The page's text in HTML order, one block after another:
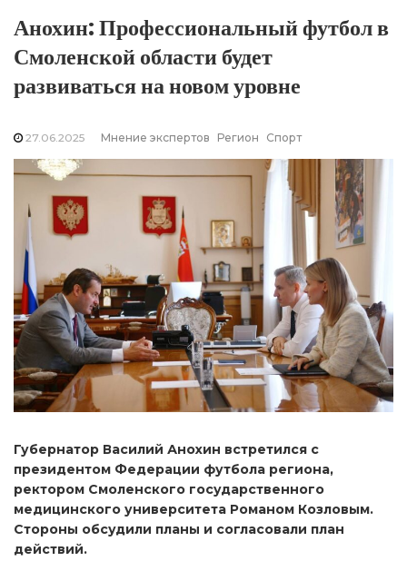
Анохин: Профессиональный футбол в
Смоленской области будет
развиваться на новом уровне
27.06.2025 Мнение экспертов Регион Спорт
Губернатор Василий Анохин встретился с
президентом Федерации футбола региона,
ректором Смоленского государственного
медицинского университета Романом Козловым.
Стороны обсудили планы и согласовали план
действий.